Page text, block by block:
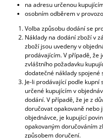
na adresu určenou
osobním odběrem v
Volba způsobu dodání se
Náklady na dodání zboží v
zboží jsou uvedeny v
prodávajícím. V případě, že
zvláštního požadavku
dodatečné náklady
Je-li prodávající podle
určené kupujícím v
dodání. V případě, že je z
doručovat opakovaně nebo
objednávce, je kupující
opakovaným doručováním
způsobem doručení.